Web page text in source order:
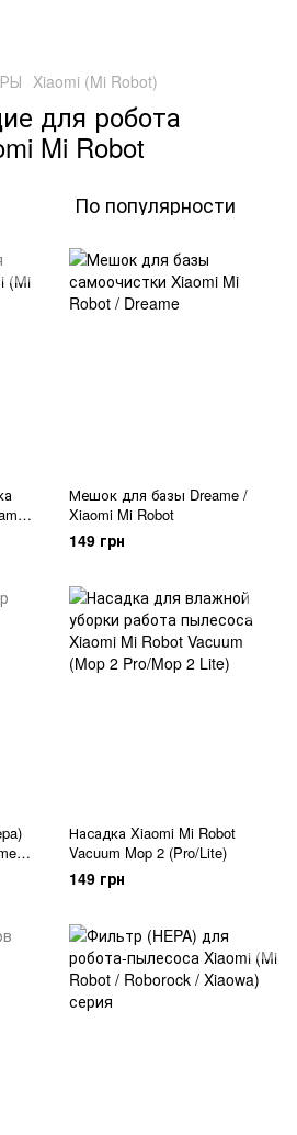
Xiaomi (Mi Robot)
для робота
Mi Robot
По популярности
/
Мешок для базы Dreame /
Xiaomi Mi Robot
149 грн
Насадка Xiaomi Mi Robot
Vacuum Mop 2 (Pro/Lite)
149 грн